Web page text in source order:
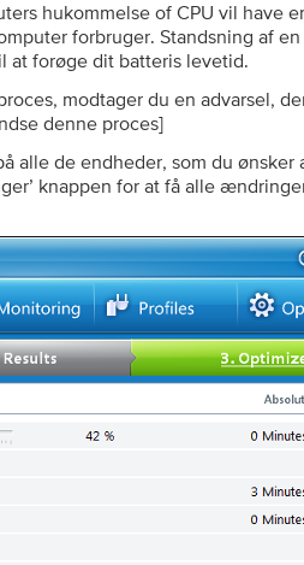
hukommelse of CPU vil have
forbruger. Standsning af
at forøge dit batteris levetid.
modtager du en advarsel,
denne proces]
alle de endheder, som du ønsker
knappen for at få alle